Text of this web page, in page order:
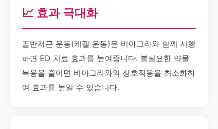
📈 효과 극대화
골반저근 운동(케겔 운동)은 비아그라와 함께 시행
하면 ED 치료 효과를 높여줍니다. 불필요한 약물
복용을 줄이면 비아그라와의 상호작용을 최소화하
여 효과를 높일 수 있습니다.